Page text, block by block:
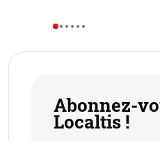
Abonnez-
Localtis !